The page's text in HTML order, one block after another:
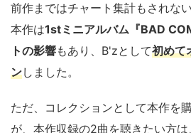
前作まではチャート集計もされな
本作は1stミニアルバム『BAD
トの影響もあり、B'zとして初めて
ンしました。
ただ、コレクションとして本作を
が、本作収録の2曲を聴きたい方は